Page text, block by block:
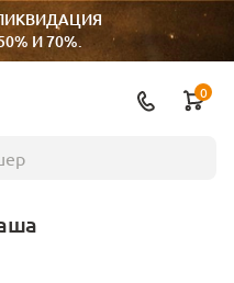
И 70%.
0